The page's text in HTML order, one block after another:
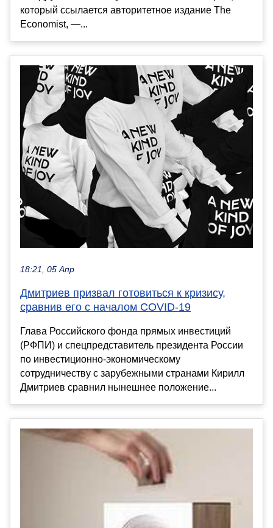
который ссылается авторитетное издание The
Economist, —...
18:21, 05 Апр
Дмитриев призвал готовиться к кризису,
сравнив его с началом COVID-19
Глава Российского фонда прямых инвестиций
(РФПИ) и спецпредставитель президента России
по инвестиционно-экономическому
сотрудничеству с зарубежными странами Кирилл
Дмитриев сравнил нынешнее положение...